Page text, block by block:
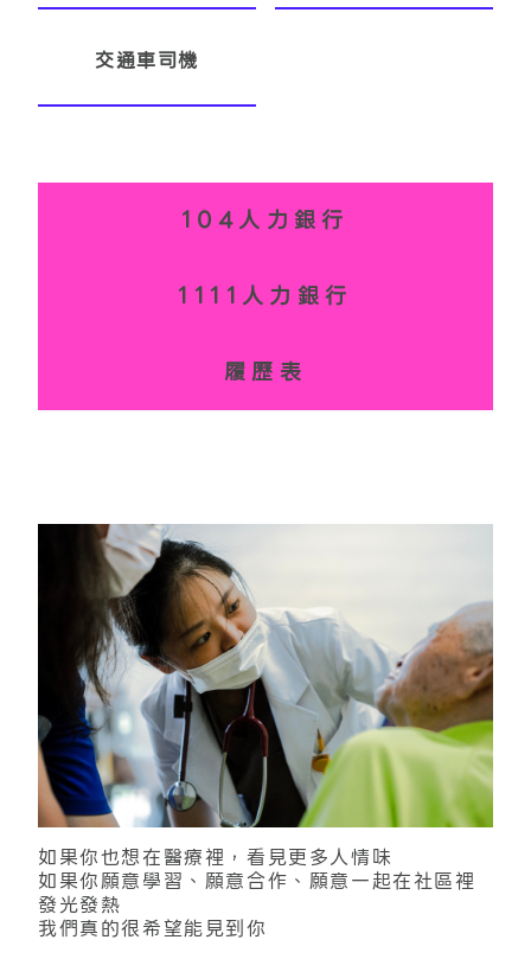
交通車司機
104人力銀行
1111人力銀行
履歷表
如果你也想在醫療裡，看見更多人情味
如果你願意學習、願意合作、願意一起在社區裡
發光發熱
我們真的很希望能見到你